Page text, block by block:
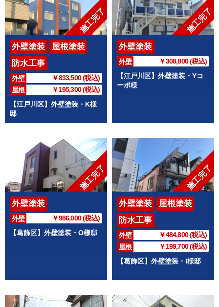
施工完了
外壁塗装
屋根塗装
防水工事
外壁
￥833,500 (税込)
屋根
￥195,300 (税込)
【江戸川区】外壁塗装・K様
邸
施工完了
外壁塗装
外壁
￥308,800 (税込)
【江戸川区】外壁塗装・Yコ
ーポ様
施工完了
外壁塗装
外壁
￥986,000 (税込)
【葛飾区】外壁塗装・O様邸
施工完了
外壁塗装
屋根塗装
防水工事
外壁
￥484,800 (税込)
屋根
￥199,700 (税込)
【葛飾区】外壁塗装・I様邸